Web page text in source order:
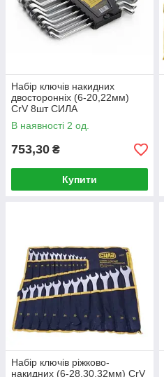
Набір ключів накидних
двосторонніх (6-20,22мм)
CrV 8шт СИЛА
В наявності 2 од.
753,30 ₴
Купити
Набір ключів ріжково-
накидних (6-28,30,32мм) CrV